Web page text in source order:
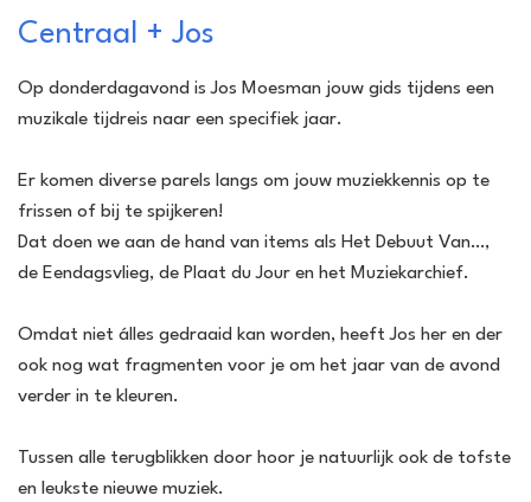
Centraal + Jos
Op donderdagavond is Jos Moesman jouw gids tijdens een
muzikale tijdreis naar een specifiek jaar.
Er komen diverse parels langs om jouw muziekkennis op te
frissen of bij te spijkeren!
Dat doen we aan de hand van items als Het Debuut Van…,
de Eendagsvlieg, de Plaat du Jour en het Muziekarchief.
Omdat niet álles gedraaid kan worden, heeft Jos her en der
ook nog wat fragmenten voor je om het jaar van de avond
verder in te kleuren.
Tussen alle terugblikken door hoor je natuurlijk ook de tofste
en leukste nieuwe muziek.